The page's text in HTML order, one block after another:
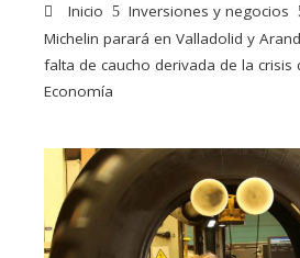
Inicio
Inversiones y negocios
Michelin parará en Valladolid y
falta de caucho derivada de la crisis
Economía